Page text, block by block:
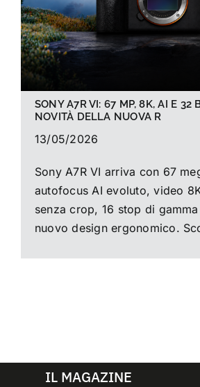
Cerca
per:
SONY A7R VI: 67 MP, 8K, AI E 32
NOVITÀ DELLA NUOVA R
13/05/2026
Sony A7R VI arriva con 67
autofocus AI evoluto, video
senza crop, 16 stop di
nuovo design ergonomico.
IL MAGAZINE